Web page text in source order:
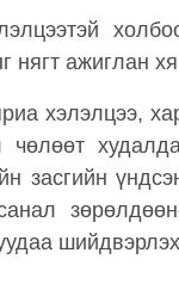
ажиглан
хэлэлцээ,
засгийн